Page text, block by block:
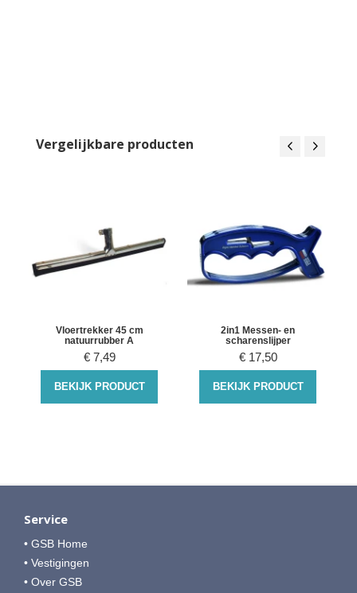
Vergelijkbare producten
Vloertrekker 45 cm
natuurrubber A
€ 7,49
BEKIJK PRODUCT
2in1 Messen- en
scharenslijper
€ 17,50
BEKIJK PRODUCT
Service
• GSB Home
• Vestigingen
• Over GSB